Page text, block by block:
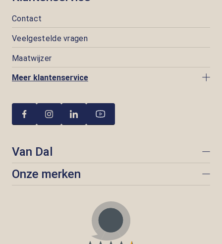
Contact
Veelgestelde vragen
Maatwijzer
Meer klantenservice
Van Dal
Onze merken